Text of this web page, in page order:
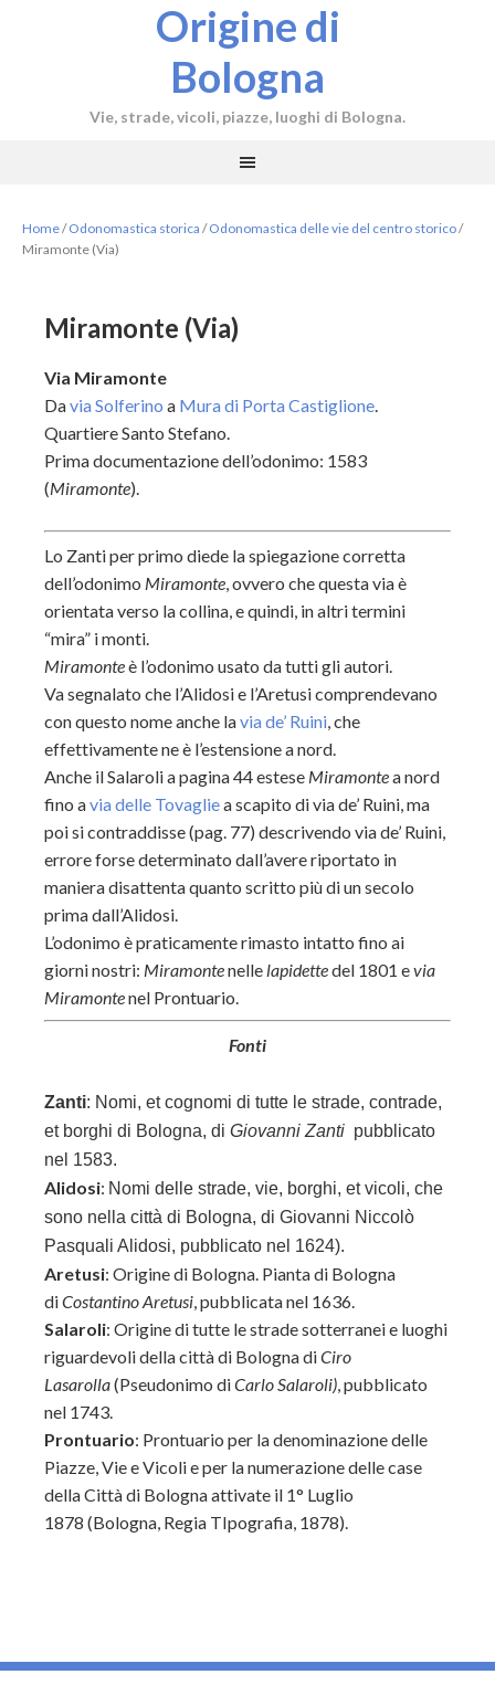
Origine di
Bologna
Vie, strade, vicoli, piazze, luoghi di Bologna.
Home/ Odonomastica storica / Odonomastica delle vie del centro storico/
Miramonte (Via)
Miramonte (Via)
Via Miramonte
Davia Solferino a Mura di Porta Castiglione.
Quartiere Santo Stefano.
Prima documentazione dell’odonimo: 1583
(Miramonte).
Lo Zanti per primo diede la spiegazione corretta
dell’odonimo Miramonte, ovvero che questa via è
orientata verso la collina, e quindi, in altri termini
“mira” i monti.
Miramonteè l’odonimo usato da tutti gli autori.
Va segnalato che l’Alidosi e l’Aretusi comprendevano
con questo nome anche lavia de’ Ruini, che
effettivamente ne è l’estensione a nord.
Anche il Salaroli a pagina 44 estese Miramontea nord
fino avia delle Tovagliea scapito di via de’ Ruini, ma
poi si contraddisse (pag. 77) descrivendo via de’ Ruini,
errore forse determinato dall’avere riportato in
maniera disattenta quanto scritto più di un secolo
prima dall’Alidosi.
L’odonimo è praticamente rimasto intatto fino ai
giorni nostri: Miramontenelle lapidettedel 1801 evia
Miramontenel Prontuario.
Fonti
Zanti: Nomi, et cognomi di tutte le strade, contrade,
et borghi di Bologna, di Giovanni Zanti pubblicato
nel 1583.
Alidosi: Nomi delle strade, vie, borghi, et vicoli, che
sono nella città di Bologna, di Giovanni Niccolò
Pasquali Alidosi, pubblicato nel 1624).
Aretusi: Origine di Bologna. Pianta di Bologna
diCostantino Aretusi, pubblicata nel 1636.
Salaroli: Origine di tutte le strade sotterranei e luoghi
riguardevoli della città di Bologna diCiro
Lasarolla(Pseudonimo diCarlo Salaroli), pubblicato
nel 1743.
Prontuario: Prontuario per la denominazione delle
Piazze, Vie e Vicoli e per la numerazione delle case
della Città di Bologna attivate il 1° Luglio
1878 (Bologna, Regia TIpografia, 1878).